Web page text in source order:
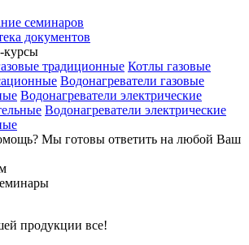
семинаров
документов
традиционные Котлы газовые
Водонагреватели газовые
Водонагреватели электрические
Водонагреватели электрические
Мы готовы ответить на любой Ваш
продукции все!